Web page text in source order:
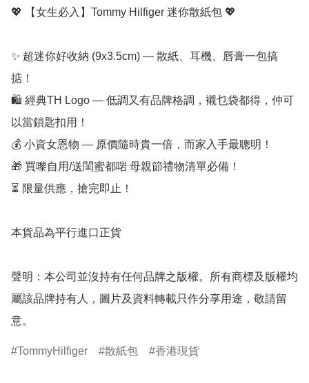
💖 【女生必入】Tommy Hilfiger 迷你散紙包 💖
✨ 超迷你好收納 (9x3.5cm) — 散紙、耳機、唇膏一包搞
掂！
🛍️ 經典TH Logo — 低調又有品牌格調，襯乜袋都得，仲可
以當鎖匙扣用！
💰 小資女恩物 — 原價隨時貴一倍，而家入手最聰明！
🎁 買嚟自用/送閨蜜都啱 母親節禮物清單必備！
⏳ 限量供應，搶完即止！
本貨品為平行進口正貨
聲明：本公司並沒持有任何品牌之版權。所有商標及版權均
屬該品牌持有人，圖片及資料轉載只作分享用途，敬請留
意。
TommyHilfiger 散紙包 香港現貨